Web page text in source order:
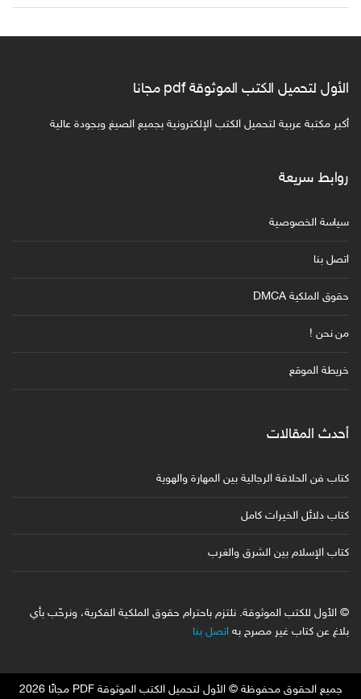
الأول لتحميل الكتب الموثوقة pdf مجانا
أكبر مكتبة عربية لتحميل الكتب الإلكترونية بجميع الصيغ وبجودة عالية
روابط سريعة
سياسة الخصوصية
اتصل بنا
حقوق الملكية DMCA
من نحن !
خريطة الموقع
أحدث المقالات
كتاب فن الحلاقة الرجالية بين المهارة والهوية
كتاب دلائل الخيرات كامل
كتاب الإسلام بين الشرق والغرب
© الأول للكتب الموثوقة. نلتزم باحترام حقوق الملكية الفكرية، ونرحّب بأي
بلاغ عن كتاب غير مصرح به اتصل بنا
جميع الحقوق محفوظة © الأول لتحميل الكتب الموثوقة PDF مجانًا 2026